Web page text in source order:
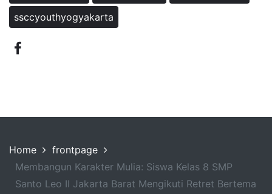
ssccyouthyogyakarta
Home
frontpage
Membangun Karakter Mulia: Siswa Kelas 8 SMP
Santo Leo II Jakarta Barat Mengikuti Retret Bertema